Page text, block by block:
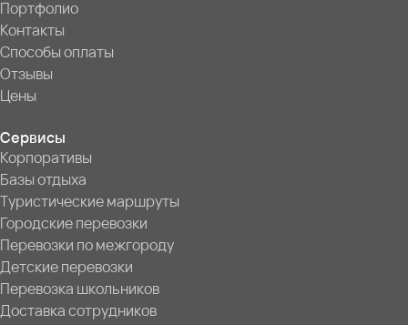
Портфолио
Контакты
Способы оплаты
Отзывы
Цены
Сервисы
Корпоративы
Базы отдыха
Туристические маршруты
Городские перевозки
Перевозки по межгороду
Детские перевозки
Перевозка школьников
Доставка сотрудников